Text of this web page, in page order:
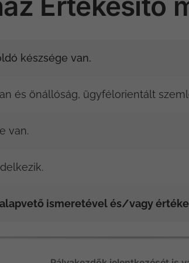
készsége van.
és önállóság, ügyfélorientált
van.
ismeretével és/vagy